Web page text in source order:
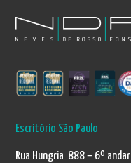
Escritório São Paulo
Rua Hungria 888 – 6º andar